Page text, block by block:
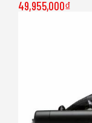
49,955,000₫